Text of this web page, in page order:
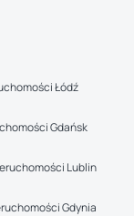
Łódź
Gdańsk
Lublin
Gdynia